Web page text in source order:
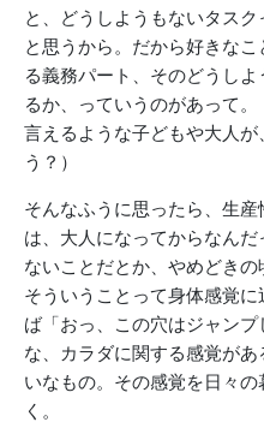
と、どうしようもないタス
と思うから。だから好きな
る義務パート、そのどうし
るか、っていうのがあって
言えるような子どもや大人
う？）
そんなふうに思ったら、生
は、大人になってからなん
ないことだとか、やめどきの
そういうことって身体感覚
ば「おっ、この穴はジャン
な、カラダに関する感覚が
いなもの。その感覚を日々
く。